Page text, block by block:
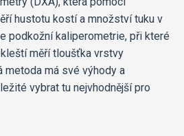
hustotu kostí a množství tuku v
podkožní kaliperometrie, při které
měří tloušťka vrstvy
metoda má své výhody a
vybrat tu nejvhodnější pro